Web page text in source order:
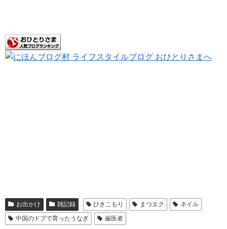
お出かけ 雑記録 ひきこもり まつエク
ネイル
中国のドブで育ったうなぎ
歯医者